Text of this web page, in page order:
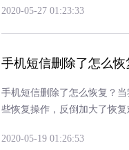
2020-05-27 01:23:33
手机短信删除了怎么恢
手机短信删除了怎么恢复？
些恢复操作，反倒加大了恢
2020-05-19 01:26:53